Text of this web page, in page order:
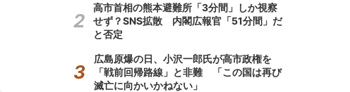
高市首相の熊本避難所「3分間」しか視察
せず？SNS拡散 内閣広報官「51分間」だ
と否定
広島原爆の日、小沢一郎氏が高市政権を
「戦前回帰路線」と非難 「この国は再び
滅亡に向かいかねない」